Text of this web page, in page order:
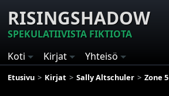
RISINGSHADOW
SPEKULATIIVISTA FIKTIOTA
Koti
Kirjat Yhteisö
Etusivu Kirjat Sally Altschuler Zone 5